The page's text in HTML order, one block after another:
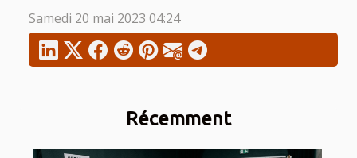
Récemment
Samedi 20 mai 2023 04:24